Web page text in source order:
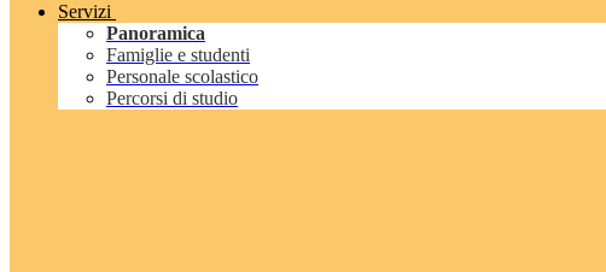
Servizi
Panoramica
Famiglie e studenti
Personale scolastico
Percorsi di studio